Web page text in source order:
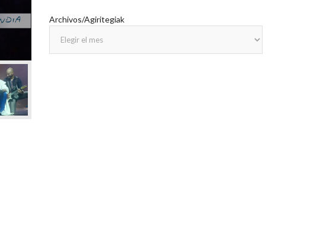
Archivos/Agiritegiak